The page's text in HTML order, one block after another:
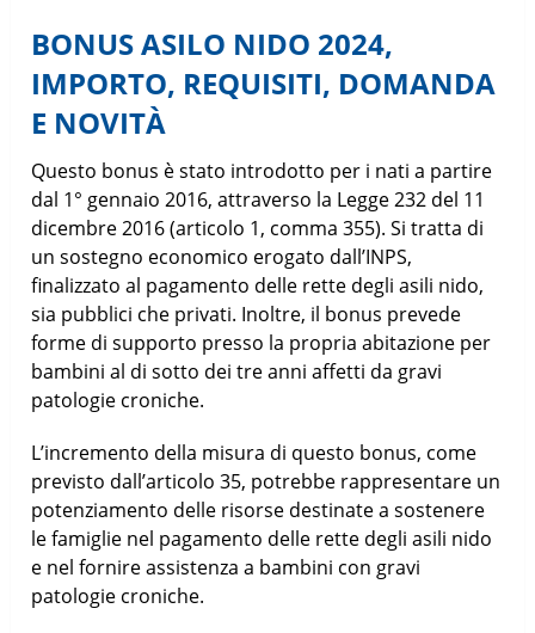
BONUS ASILO NIDO 2024,
IMPORTO, REQUISITI, DOMANDA
E NOVITÀ
Questo bonus è stato introdotto per i nati a partire
dal 1° gennaio 2016, attraverso la Legge 232 del 11
dicembre 2016 (articolo 1, comma 355). Si tratta di
un sostegno economico erogato dall’INPS,
finalizzato al pagamento delle rette degli asili nido,
sia pubblici che privati. Inoltre, il bonus prevede
forme di supporto presso la propria abitazione per
bambini al di sotto dei tre anni affetti da gravi
patologie croniche.
L’incremento della misura di questo bonus, come
previsto dall’articolo 35, potrebbe rappresentare un
potenziamento delle risorse destinate a sostenere
le famiglie nel pagamento delle rette degli asili nido
e nel fornire assistenza a bambini con gravi
patologie croniche.